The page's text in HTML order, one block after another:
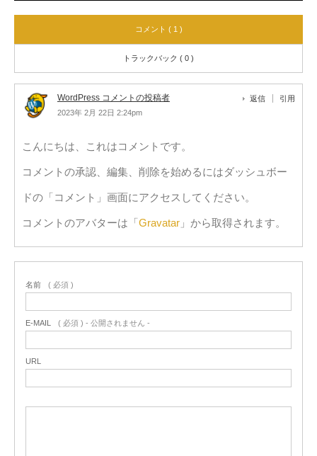
コメント ( 1 )
トラックバック ( 0 )
WordPress コメントの投稿者
2023年 2月 22日 2:24pm
返信 引用
こんにちは、これはコメントです。
コメントの承認、編集、削除を始めるにはダッシュボー
ドの「コメント」画面にアクセスしてください。
コメントのアバターは「Gravatar 」から取得されます。
名前 ( 必須 )
E-MAIL ( 必須 ) - 公開されません -
URL